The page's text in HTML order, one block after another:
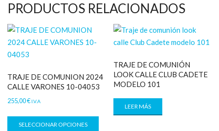
PRODUCTOS RELACIONADOS
TRAJE DE COMUNION 2024
CALLE VARONES 10-04053
255,00€ I.V.A
SELECCIONAR OPCIONES
TRAJE DE COMUNIÓN
LOOK CALLE CLUB CADETE
MODELO 101
LEER MÁS